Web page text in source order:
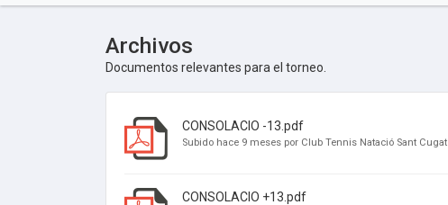
Archivos
Documentos relevantes para el torneo.
CONSOLACIO -13.pdf
Subido hace 9 meses por Club Tennis Natació Sant Cugat
CONSOLACIO +13.pdf